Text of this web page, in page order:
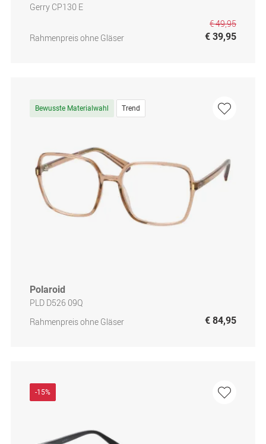
Gerry CP130 E
Rahmenpreis ohne Gläser
€ 49,95
€ 39,95
Bewusste Materialwahl Trend
Polaroid
PLD D526 09Q
Rahmenpreis ohne Gläser
€ 84,95
-15%